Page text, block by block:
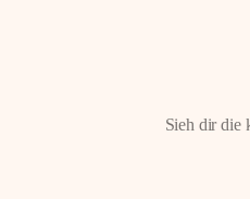
Sieh dir die